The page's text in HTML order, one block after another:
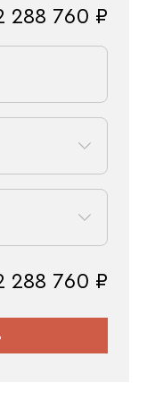
288 760 ₽
288 760 ₽